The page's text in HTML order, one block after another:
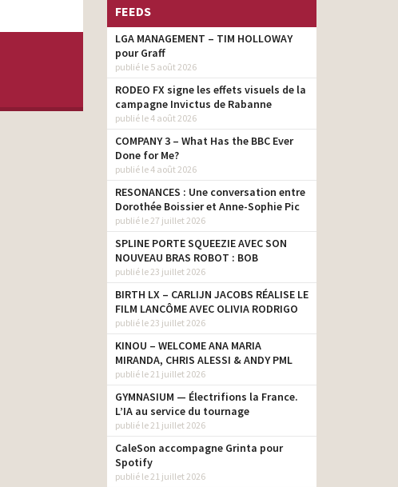
FEEDS
LGA MANAGEMENT – TIM HOLLOWAY
pour Graff
publié le 5 août 2026
RODEO FX signe les effets visuels de la
campagne Invictus de Rabanne
publié le 4 août 2026
COMPANY 3 – What Has the BBC Ever
Done for Me?
publié le 4 août 2026
RESONANCES : Une conversation entre
Dorothée Boissier et Anne-Sophie Pic
publié le 27 juillet 2026
SPLINE PORTE SQUEEZIE AVEC SON
NOUVEAU BRAS ROBOT : BOB
publié le 23 juillet 2026
BIRTH LX – CARLIJN JACOBS RÉALISE LE
FILM LANCÔME AVEC OLIVIA RODRIGO
publié le 23 juillet 2026
KINOU – WELCOME ANA MARIA
MIRANDA, CHRIS ALESSI & ANDY PML
publié le 21 juillet 2026
GYMNASIUM — Électrifions la France.
L’IA au service du tournage
publié le 21 juillet 2026
CaleSon accompagne Grinta pour
Spotify
publié le 21 juillet 2026